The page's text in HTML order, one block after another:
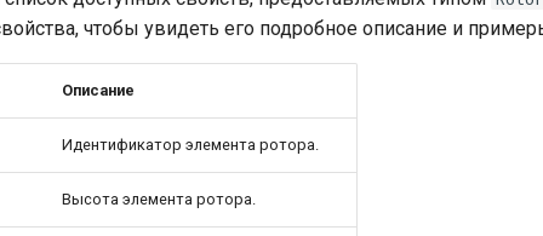
чтобы увидеть его подробное описание и
Описание
Идентификатор элемента ротора.
Высота элемента ротора.